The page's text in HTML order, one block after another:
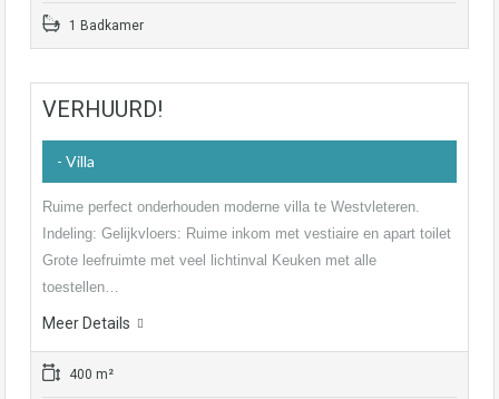
1 Badkamer
VERHUURD!
- Villa
Ruime perfect onderhouden moderne villa te Westvleteren.
Indeling: Gelijkvloers: Ruime inkom met vestiaire en apart toilet
Grote leefruimte met veel lichtinval Keuken met alle
toestellen…
Meer Details
400 m²